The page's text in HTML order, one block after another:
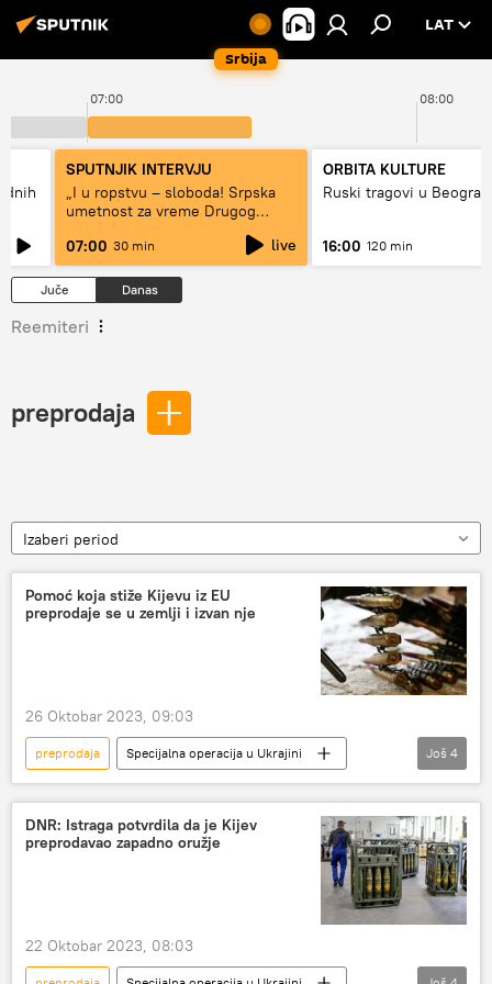
Srbija
LAT
07:00 08:00
SPUTNJIK INTERVJU
„I u ropstvu – sloboda! Srpska
umetnost za vreme Drugog
07:00 30 min live
ORBITA KULTURE
Ruski tragovi u
16:00 120 min
Juče Danas
Reemiteri
preprodaja
Izaberi period
Pomoć koja stiže Kijevu iz EU
preprodaje se u zemlji i izvan nje
26 Oktobar 2023, 09:03
preprodaja
Specijalna operacija u Ukrajini
Specijalna vojna operacija u Ukrajini – vesti
pomoć
oružje Ukrajina
Još 4
DNR: Istraga potvrdila da je Kijev
preprodavao zapadno oružje
22 Oktobar 2023, 08:03